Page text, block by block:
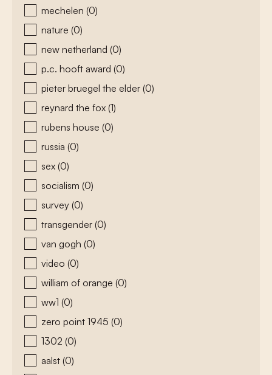
mechelen (0)
nature (0)
new netherland (0)
p.c. hooft award (0)
pieter bruegel the elder (0)
reynard the fox (1)
rubens house (0)
russia (0)
sex (0)
socialism (0)
survey (0)
transgender (0)
van gogh (0)
video (0)
william of orange (0)
ww1 (0)
zero point 1945 (0)
1302 (0)
aalst (0)